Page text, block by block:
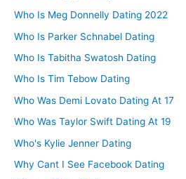
Who Is Meg Donnelly Dating 2022
Who Is Parker Schnabel Dating
Who Is Tabitha Swatosh Dating
Who Is Tim Tebow Dating
Who Was Demi Lovato Dating At 17
Who Was Taylor Swift Dating At 19
Who's Kylie Jenner Dating
Why Cant I See Facebook Dating